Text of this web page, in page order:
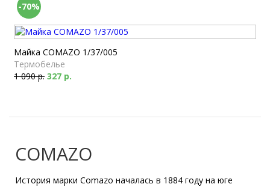
-70%
Майка COMAZO 1/37/005
Термобелье
1 090 р. 327 р.
COMAZO
История марки Comazo началась в 1884 году на юге